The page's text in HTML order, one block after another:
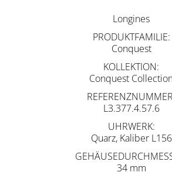
Longines
PRODUKTFAMILIE
Conquest
KOLLEKTION
Conquest
REFERENZNUMMER
L3.377.4.57.6
UHRWERK
Quarz, Kaliber L156
34 mm